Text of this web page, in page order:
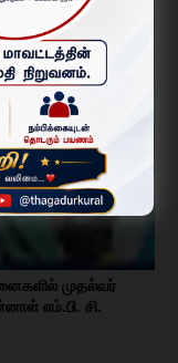
முதல்வர்
எம்.பி. சி.